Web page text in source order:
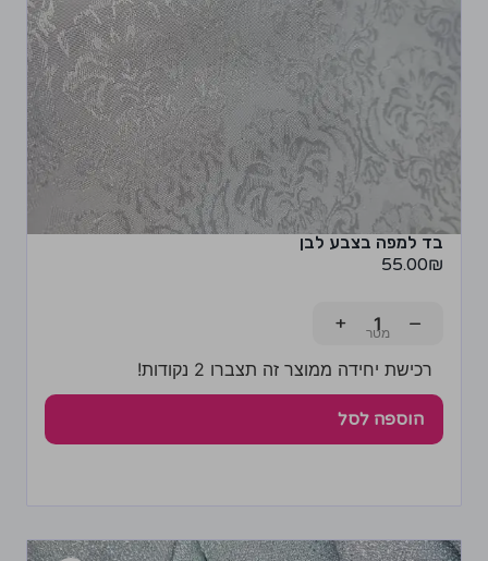
בד למפה בצבע לבן
55.00₪
−
+
רכישת יחידה ממוצר זה תצברו 2 נקודות!
הוספה לסל